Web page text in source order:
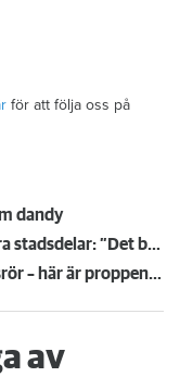
för att följa oss på
dandy
Astrid bor i en av världens mest hållbara stadsdelar: ”Det bästa är att det inte finns några bilar”
Fettklump på 40 ton hittades i avloppsrör – här är proppen som dykare fick hugga bort
av